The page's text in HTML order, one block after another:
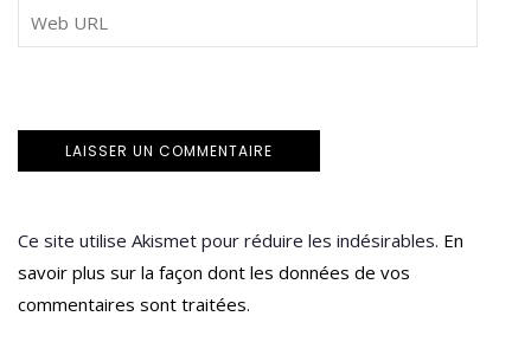
Ce site utilise Akismet pour réduire les indésirables. En
savoir plus sur la façon dont les données de vos
commentaires sont traitées.